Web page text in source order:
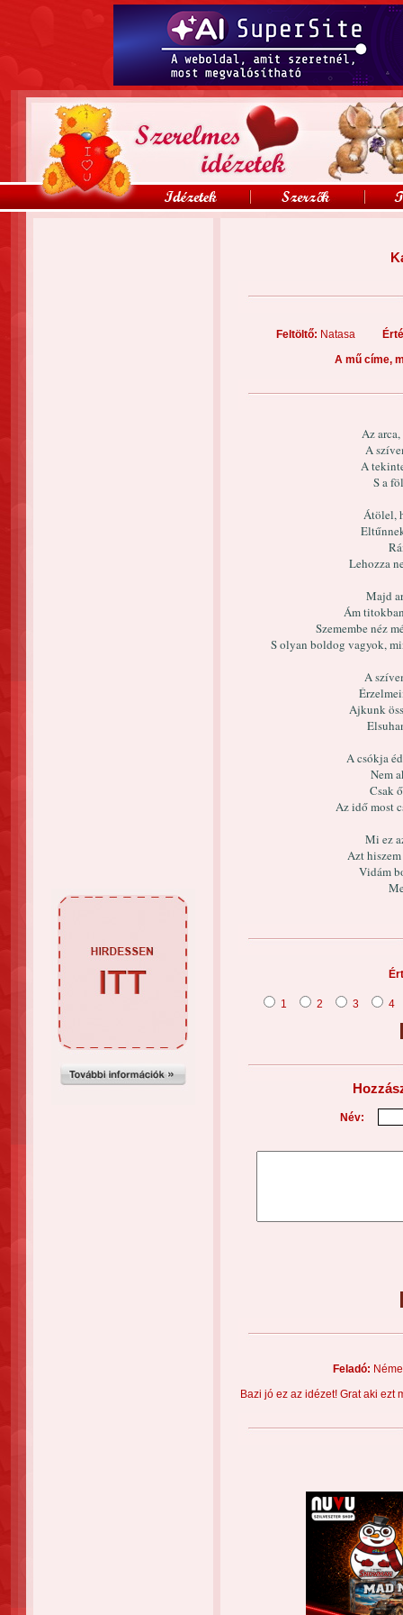
Feltöltő: Natasa
A mű címe,
Az
A
A
S a
Átölel,
Lehozza
Majd
Ám
Szemembe néz
S olyan boldog vagyok,
A
Ajkunk
A csókja
Nem
Csak
Az idő most
Mi ez
Azt hiszem
Vidám
1 2 3 4
Név:
Feladó:
Bazi jó ez az idézet! Grat aki ezt